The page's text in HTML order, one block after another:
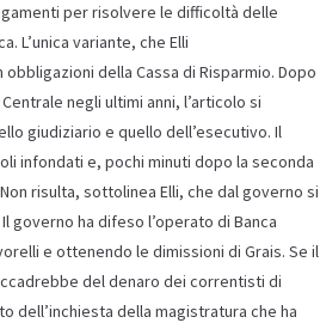
per risolvere le difficoltà delle
L’unica variante, che Elli
della Cassa di Risparmio. Dopo
negli ultimi anni, l’articolo si
giudiziario e quello dell’esecutivo. Il
infondati e, pochi minuti dopo la seconda
risulta, sottolinea Elli, che dal governo si
ha difeso l’operato di Banca
e ottenendo le dimissioni di Grais. Se il
del denaro dei correntisti di
dell’inchiesta della magistratura che ha